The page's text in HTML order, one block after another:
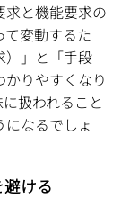
求と機能要求の
変動するた
）」と「手段
かりやすくなり
扱われること
なるでしょ
ける